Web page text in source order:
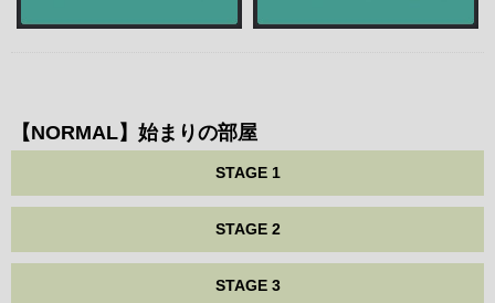
【NORMAL】始まりの部屋
STAGE 1
STAGE 2
STAGE 3